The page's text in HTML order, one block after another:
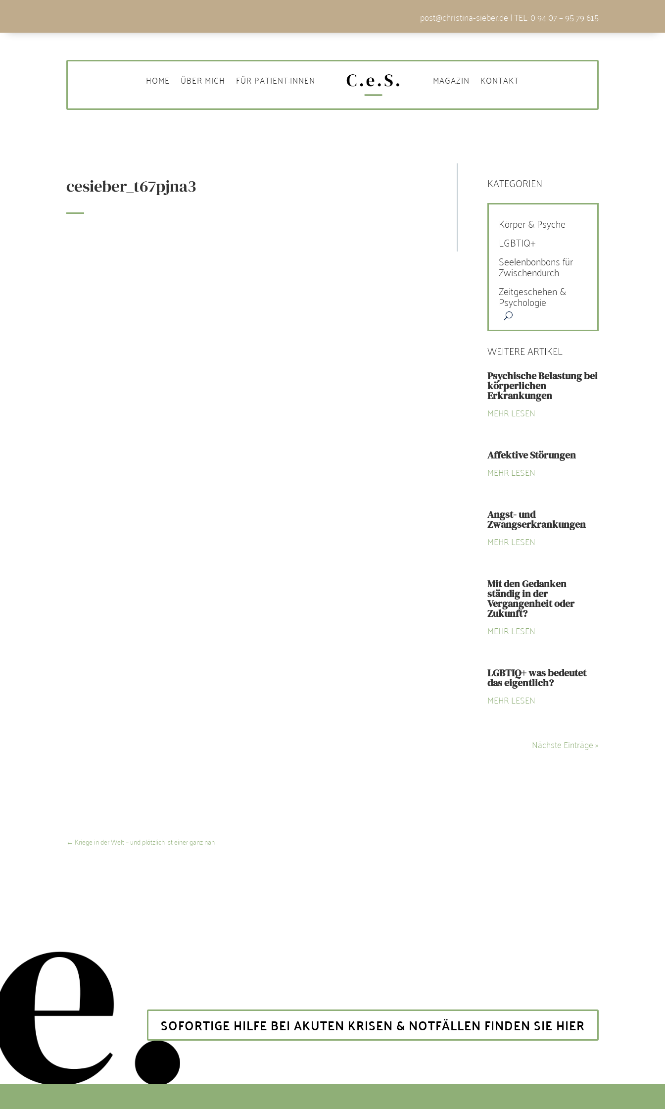
post@christina-sieber.de | TEL: 0 94 07 – 95 79 615
HOME ÜBER MICH FÜR PATIENT:INNEN MAGAZIN KONTAKT
cesieber_t67pjna3 KATEGORIEN
Körper & Psyche
LGBTIQ+
Seelenbonbons für
Zwischendurch
Zeitgeschehen &
Psychologie
WEITERE ARTIKEL
Psychische Belastung bei
körperlichen
Erkrankungen
MEHR LESEN
Affektive Störungen
MEHR LESEN
Angst- und
Zwangserkrankungen
MEHR LESEN
Mit den Gedanken
ständig in der
Vergangenheit oder
Zukunft?
MEHR LESEN
LGBTIQ+ was bedeutet
das eigentlich?
MEHR LESEN
Nächste Einträge »
← Kriege in der Welt – und plötzlich ist einer ganz nah
SOFORTIGE HILFE BEI AKUTEN KRISEN & NOTFÄLLEN FINDEN SIE HIER